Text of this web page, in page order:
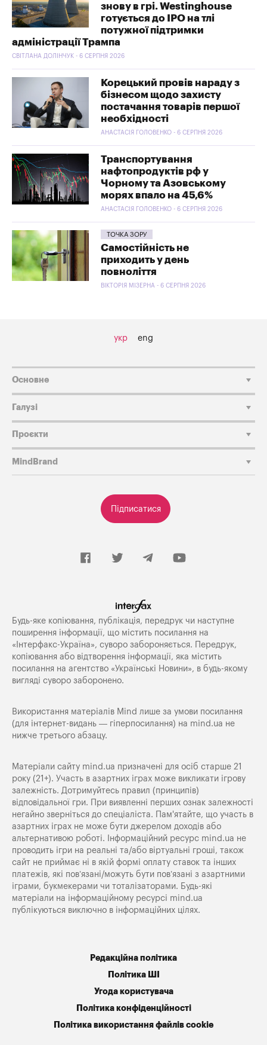
знову в грі. Westinghouse
готується до IPO на тлі
потужної підтримки
адміністрації Трампа
СВІТЛАНА ДОЛІНЧУК - 6 СЕРПНЯ 2026
Корецький провів нараду з
бізнесом щодо захисту
постачання товарів першої
необхідності
АНАСТАСІЯ ГОЛОВЕНКО - 6 СЕРПНЯ 2026
Транспортування
нафтопродуктів рф у
Чорному та Азовському
морях впало на 45,6%
АНАСТАСІЯ ГОЛОВЕНКО - 6 СЕРПНЯ 2026
ТОЧКА ЗОРУ
Самостійність не
приходить у день
повноліття
ВІКТОРІЯ МІЗЕРНА - 6 СЕРПНЯ 2026
укр eng
Підписатися
Основне
Галузі
Проєкти
MindBrand
Будь-яке копiювання, публiкацiя, передрук чи наступне
поширення iнформацiї, що мiстить посилання на
«Iнтерфакс-Україна», суворо забороняється. Передрук,
копіювання або відтворення інформації, яка містить
посилання на агентство «Українські Новини», в будь-якому
вигляді суворо заборонено.
Використання матеріалів Mind лише за умови посилання
(для інтернет-видань — гіперпосилання) на mind.ua не
нижче третього абзацу.
Матеріали сайту mind.ua призначені для осіб старше 21
року (21+). Участь в азартних іграх може викликати ігрову
залежність. Дотримуйтесь правил (принципів)
відповідальної гри. При виявленні перших ознак залежності
негайно зверніться до спеціаліста. Пам'ятайте, що участь в
азартних іграх не може бути джерелом доходів або
альтернативою роботі. Інформаційний ресурс mind.ua не
проводить ігри на реальні та/або віртуальні гроші, також
сайт не приймає ні в якій формі оплату ставок та інших
платежів, які пов’язані/можуть бути пов’язані з азартними
іграми, букмекерами чи тоталізаторами. Будь-які
матеріали на інформаційному ресурсі mind.ua
публікуються виключно в інформаційних цілях.
Редакційна політика
Політика ШІ
Угода користувача
Політика конфіденційності
Політика використання файлів cookie